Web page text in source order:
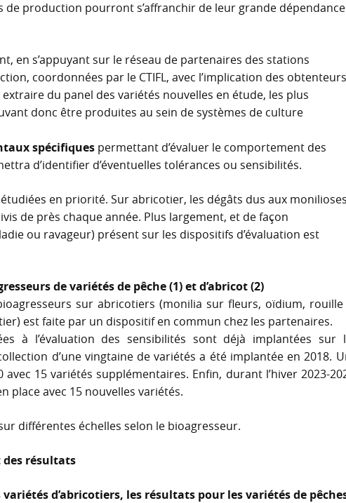
de production pourront s’affranchir de leur grande dépendance
en s’appuyant sur le réseau de partenaires des stations
coordonnées par le CTIFL, avec l’implication des obtenteurs
extraire du panel des variétés nouvelles en étude, les plus
donc être produites au sein de systèmes de culture
spécifiques permettant d’évaluer le comportement des
d’identifier d’éventuelles tolérances ou sensibilités.
en priorité. Sur abricotier, les dégâts dus aux monilioses
de près chaque année. Plus largement, et de façon
ou ravageur) présent sur les dispositifs d’évaluation est
de variétés de pêche (1) et d’abricot (2)
sur abricotiers (monilia sur fleurs, oïdium,
est faite par un dispositif en commun chez les partenaires.
à l’évaluation des sensibilités sont déjà implantées sur
d’une vingtaine de variétés a été implantée en 2018.
15 variétés supplémentaires. Enfin, durant l’hiver 2023-
place avec 15 nouvelles variétés.
différentes échelles selon le bioagresseur.
résultats
d’abricotiers, les résultats pour les variétés de